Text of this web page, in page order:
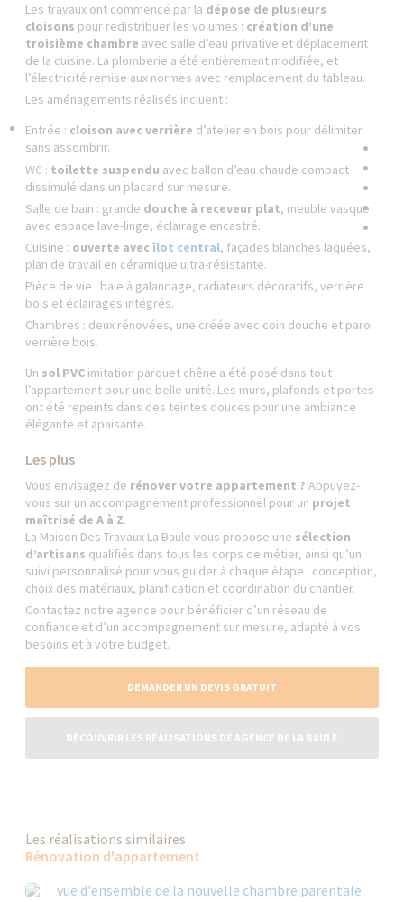
Les travaux ont commencé par la dépose de plusieurs
cloisons pour redistribuer les volumes : création d’une
troisième chambre avec salle d’eau privative et déplacement
de la cuisine. La plomberie a été entièrement modifiée, et
l’électricité remise aux normes avec remplacement du tableau.
Les aménagements réalisés incluent :
Entrée : cloison avec verrière d’atelier en bois pour délimiter
sans assombrir.
WC : toilette suspendu avec ballon d’eau chaude compact
dissimulé dans un placard sur mesure.
Salle de bain : grande douche à receveur plat, meuble vasque
avec espace lave-linge, éclairage encastré.
Cuisine : ouverte avecîlot central, façades blanches laquées,
plan de travail en céramique ultra-résistante.
Pièce de vie : baie à galandage, radiateurs décoratifs, verrière
bois et éclairages intégrés.
Chambres : deux rénovées, une créée avec coin douche et paroi
verrière bois.
Un sol PVC imitation parquet chêne a été posé dans tout
l’appartement pour une belle unité. Les murs, plafonds et portes
ont été repeints dans des teintes douces pour une ambiance
élégante et apaisante.
Les plus
Vous envisagez de rénover votre appartement ? Appuyez-
vous sur un accompagnement professionnel pour un projet
maîtrisé de A à Z.
La Maison Des Travaux La Baule vous propose une sélection
d’artisans qualifiés dans tous les corps de métier, ainsi qu’un
suivi personnalisé pour vous guider à chaque étape : conception,
choix des matériaux, planification et coordination du chantier.
Contactez notre agence pour bénéficier d’un réseau de
confiance et d’un accompagnement sur mesure, adapté à vos
besoins et à votre budget.
DEMANDER UN DEVIS GRATUIT
DÉCOUVRIR LES RÉALISATIONS DE AGENCE DE LA BAULE
Les réalisations similaires
Rénovation d'appartement